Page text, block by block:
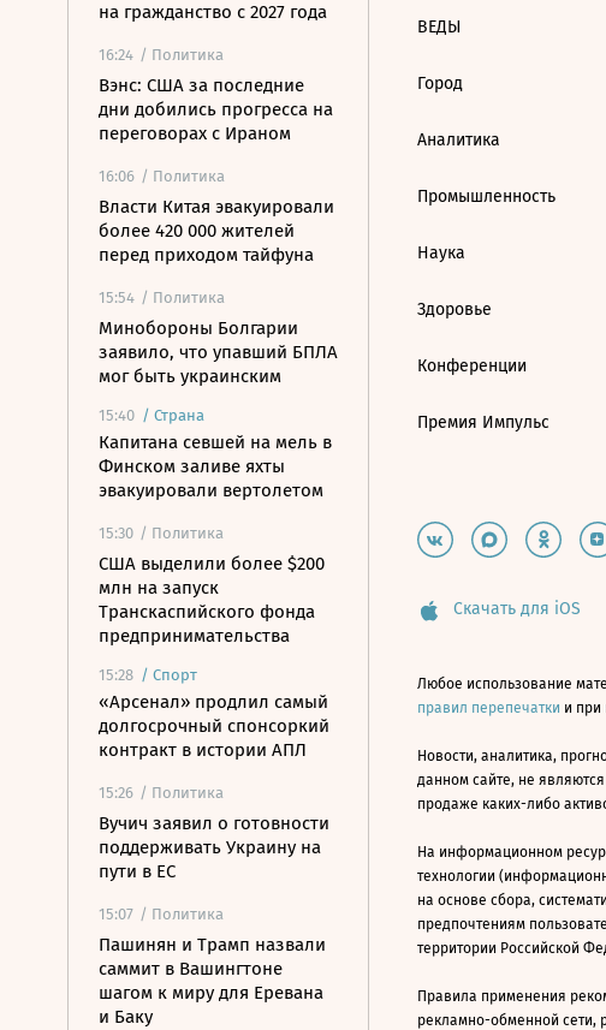
на гражданство с 2027 года
16:24 / Политика
Вэнс: США за последние
дни добились прогресса на
переговорах с Ираном
16:06 / Политика
Власти Китая эвакуировали
более 420 000 жителей
перед приходом тайфуна
15:54 / Политика
Минобороны Болгарии
заявило, что упавший БПЛА
мог быть украинским
15:40 / Страна
Капитана севшей на мель в
Финском заливе яхты
эвакуировали вертолетом
15:30 / Политика
США выделили более $200
млн на запуск
Транскаспийского фонда
предпринимательства
15:28 / Спорт
«Арсенал» продлил самый
долгосрочный спонсоркий
контракт в истории АПЛ
15:26 / Политика
Вучич заявил о готовности
поддерживать Украину на
пути в ЕС
15:07 / Политика
Пашинян и Трамп назвали
саммит в Вашингтоне
шагом к миру для Еревана
и Баку
ВЕДЫ
Город
Аналитика
Промышленность
Наука
Здоровье
Конференции
Премия Импульс
Скачать для iOS
Любое использование
правил перепечатки и при
Новости, аналитика,
данном сайте, не
продаже каких-либо
На информационном
технологии
на основе сбора,
предпочтениям
территории Российской
Правила применения
рекламно-обменной сети,